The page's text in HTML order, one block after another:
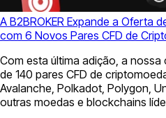
A B2BROKER Expande a Oferta
com 6 Novos Pares CFD de
Com esta última adição, a
de 140 pares CFD de
Avalanche, Polkadot, Polygon,
outras moedas e blockchains